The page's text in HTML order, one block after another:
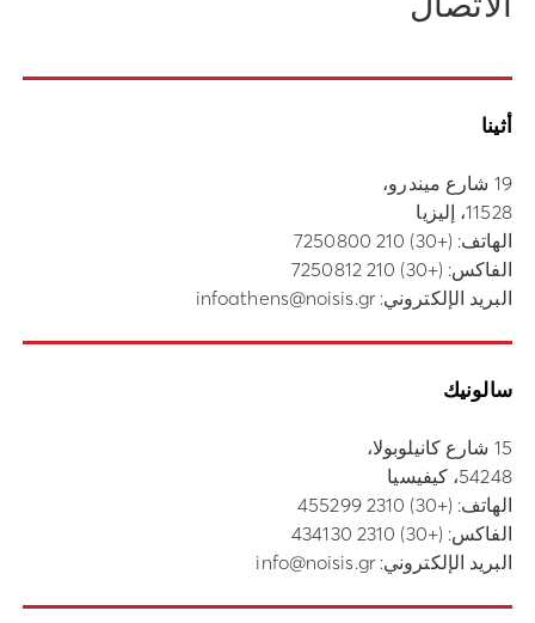
الاتصال
أثينا
19 شارع ميندرو،
11528، إليزيا
الهاتف: (+30) 210 7250800
الفاكس: (+30) 210 7250812
البريد الإلكتروني:infoathens@noisis.gr
سالونيك
15 شارع كانيلوبولا،
54248، كيفيسيا
الهاتف: (+30) 2310 455299
الفاكس: (+30) 2310 434130
البريد الإلكتروني:info@noisis.gr